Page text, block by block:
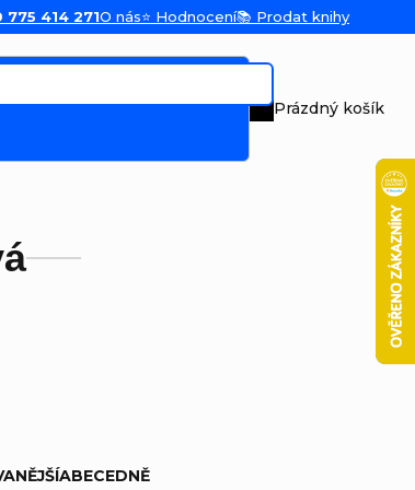
775 414 271O nás⭐ Hodnocení📚 Prodat knihy
Nákupní
Prázdný košík
ABECEDNĚ